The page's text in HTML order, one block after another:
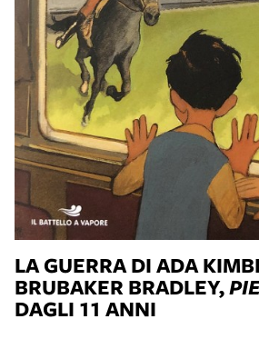
LA GUERRA DI ADA
BRUBAKER BRADLEY,
DAGLI 11 ANNI